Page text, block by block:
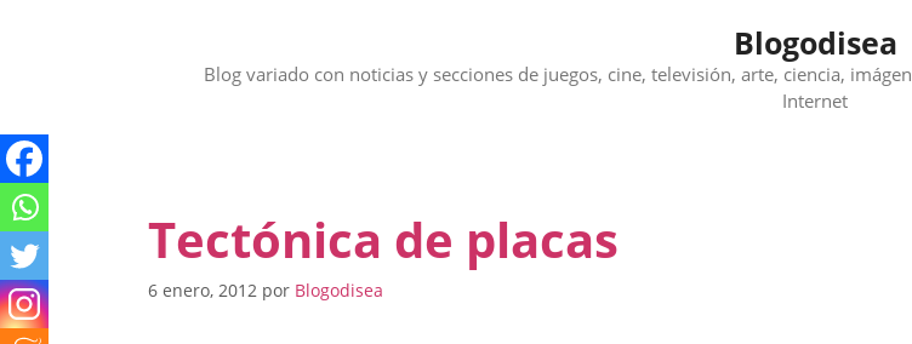
Blogodisea
Blog variado con noticias y secciones de juegos, cine, televisión, arte, ciencia,
Internet
Tectónica de placas
6 enero, 2012 por Blogodisea